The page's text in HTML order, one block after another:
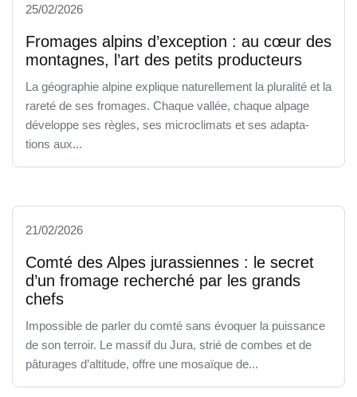
25/02/2026
Fromages alpins d’exception : au cœur des
montagnes, l’art des petits producteurs
La géographie alpine explique naturellement la pluralité et la
rareté de ses fromages. Chaque vallée, chaque alpage
développe ses règles, ses microclimats et ses adapta-
tions aux...
21/02/2026
Comté des Alpes jurassiennes : le secret
d’un fromage recherché par les grands
chefs
Impossible de parler du comté sans évoquer la puissance
de son terroir. Le massif du Jura, strié de combes et de
pâturages d’altitude, offre une mosaïque de...